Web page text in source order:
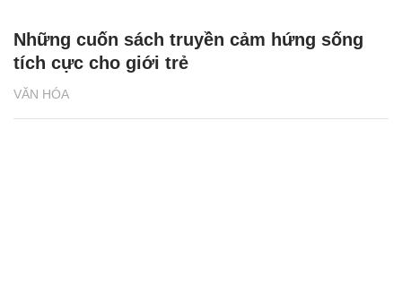
VĂN HÓA
Những cuốn sách truyền cảm hứng sống
tích cực cho giới trẻ